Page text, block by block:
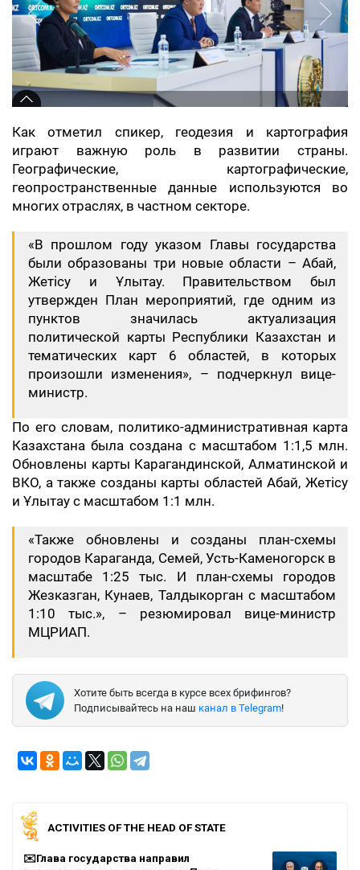
Как отметил спикер, геодезия и картография
играют важную роль в развитии страны.
Географические, картографические,
геопространственные данные используются во
многих отраслях, в частном секторе.
«В прошлом году указом Главы государства
были образованы три новые области – Абай,
Жетісу и Ұлытау. Правительством был
утвержден План мероприятий, где одним из
пунктов значилась актуализация
политической карты Республики Казахстан и
тематических карт 6 областей, в которых
произошли изменения», – подчеркнул вице-
министр.
По его словам, политико-административная карта
Казахстана была создана с масштабом 1:1,5 млн.
Обновлены карты Карагандинской, Алматинской и
ВКО, а также созданы карты областей Абай, Жетісу
и Ұлытау с масштабом 1:1 млн.
«Также обновлены и созданы план-схемы
городов Караганда, Семей, Усть-Каменогорск в
масштабе 1:25 тыс. И план-схемы городов
Жезказган, Кунаев, Талдыкорган с масштабом
1:10 тыс.», – резюмировал вице-министр
МЦРИАП.
Хотите быть всегда в курсе всех брифингов?
Подписывайтесь на наш канал в Telegram!
ACTIVITIES OF THE HEAD OF STATE
✉️Глава государства направил